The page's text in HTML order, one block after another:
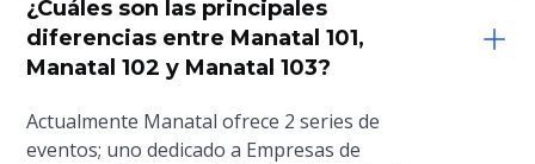
¿Cuáles son las principales
diferencias entre Manatal 101,
Manatal 102 y Manatal 103?
Actualmente Manatal ofrece 2 series de
eventos; uno dedicado a Empresas de